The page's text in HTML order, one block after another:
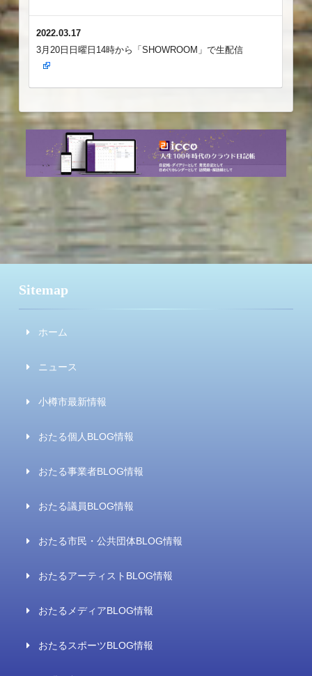
2022.03.17
3月20日日曜日14時から「SHOWROOM」で生配信
Sitemap
ホーム
ニュース
小樽市最新情報
おたる個人BLOG情報
おたる事業者BLOG情報
おたる議員BLOG情報
おたる市民・公共団体BLOG情報
おたるアーティストBLOG情報
おたるメディアBLOG情報
おたるスポーツBLOG情報